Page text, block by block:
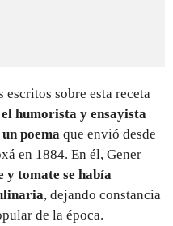
sobre esta receta
el humorista y ensayista
poema que envió desde
en 1884. En él, Gener
y tomate se había
, dejando constancia
de la época.